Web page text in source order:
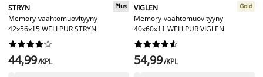
STRYN
Memory-vaahtomuovityyny
42x56x15 WELLPUR STRYN
Plus






44,99/KPL
VIGLEN
Memory-vaahtomuovityyny
40x60x11 WELLPUR VIGLEN
Gold






54,99/KPL